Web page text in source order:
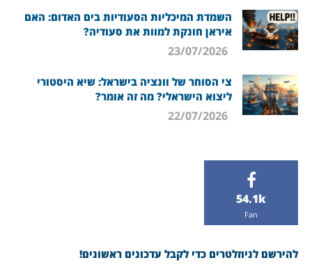
השמדת המיכליות הסעודיות בים האדום: האם
איראן חונקת למוות את סעודיה?
צי הסוחר של וונציה בישראל: שיא היסטורי
ליצוא הישראלי? מה זה אומר?
54.1k
Fan
להירשם לניוזלטרים כדי לקבל עדכונים ראשונים!